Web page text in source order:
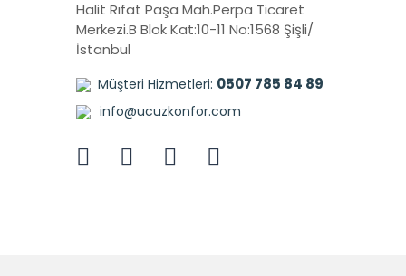
Halit Rıfat Paşa Mah.Perpa Ticaret
Merkezi.B Blok Kat:10-11 No:1568 Şişli/
İstanbul
Müşteri Hizmetleri: 0507 785 84 89
info@ucuzkonfor.com